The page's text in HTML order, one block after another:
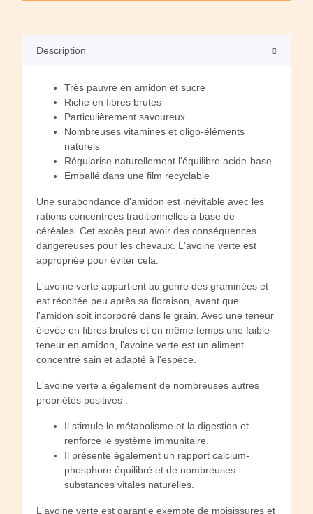
Description
Très pauvre en amidon et sucre
Riche en fibres brutes
Particulièrement savoureux
Nombreuses vitamines et oligo-éléments
naturels
Régularise naturellement l'équilibre acide-base
Emballé dans une film recyclable
Une surabondance d'amidon est inévitable avec les
rations concentrées traditionnelles à base de
céréales. Cet excès peut avoir des conséquences
dangereuses pour les chevaux. L'avoine verte est
appropriée pour éviter cela.
L'avoine verte appartient au genre des graminées et
est récoltée peu après sa floraison, avant que
l'amidon soit incorporé dans le grain. Avec une teneur
élevée en fibres brutes et en même temps une faible
teneur en amidon, l'avoine verte est un aliment
concentré sain et adapté à l'espèce.
L'avoine verte a également de nombreuses autres
propriétés positives :
Il stimule le métabolisme et la digestion et
renforce le système immunitaire.
Il présente également un rapport calcium-
phosphore équilibré et de nombreuses
substances vitales naturelles.
L'avoine verte est garantie exempte de moisissures et